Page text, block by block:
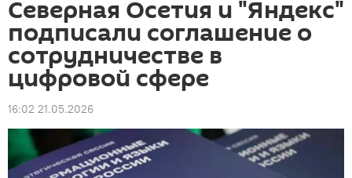
Северная Осетия и "Яндекс"
подписали соглашение о
сотрудничестве в
цифровой сфере
16:02 21.05.2026